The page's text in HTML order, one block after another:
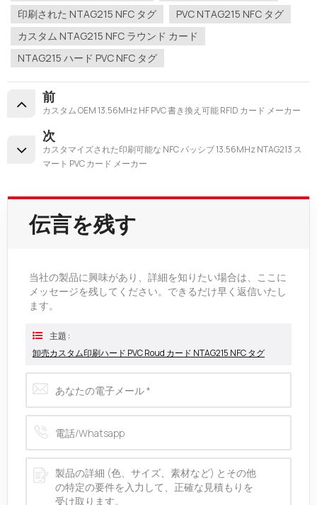
印刷された NTAG215 NFC タグ
PVC NTAG215 NFC タグ
カスタム NTAG215 NFC ラウンド カード
NTAG215 ハード PVC NFC タグ
前
カスタム OEM 13.56MHz HF PVC 書き換え可能 RFID カード メーカー
次
カスタマイズされた印刷可能な NFC パッシブ 13.56MHz NTAG213 ス
マート PVC カード メーカー
伝言を残す
当社の製品に興味があり、詳細を知りたい場合は、ここに
メッセージを残してください。できるだけ早く返信いたし
ます。
主題 :
卸売カスタム印刷ハード PVC Roud カード NTAG215 NFC タグ